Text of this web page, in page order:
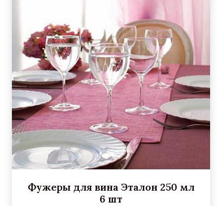
Фужеры для вина Эталон 250 мл
6 шт